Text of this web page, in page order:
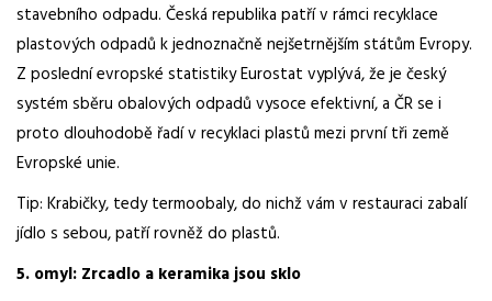
stavebního odpadu. Česká republika patří v rámci recyklace
plastových odpadů k jednoznačně nejšetrnějším státům Evropy.
Z poslední evropské statistiky Eurostat vyplývá, že je český
systém sběru obalových odpadů vysoce efektivní, a ČR se i
proto dlouhodobě řadí v recyklaci plastů mezi první tři země
Evropské unie.
Tip: Krabičky, tedy termoobaly, do nichž vám v restauraci zabalí
jídlo s sebou, patří rovněž do plastů.
5. omyl: Zrcadlo a keramika jsou sklo